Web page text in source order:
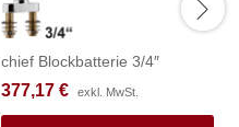
chief Blockbatterie 3/4″
377,17 € exkl. MwSt.